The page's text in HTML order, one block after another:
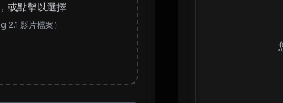
或點擊以選擇
影片檔案）